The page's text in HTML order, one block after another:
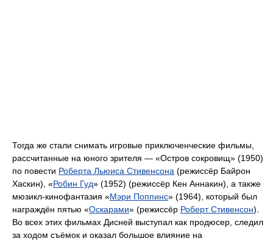
Тогда же стали снимать игровые приключенческие фильмы,
рассчитанные на юного зрителя — «Остров сокровищ» (1950)
по повести Роберта Льюиса Стивенсона (режиссёр Байрон
Хаскин), «Робин Гуд» (1952) (режиссёр Кен Аннакин), а также
мюзикл-кинофантазия «Мэри Поппинс» (1964), который был
награждён пятью «Оскарами» (режиссёр Роберт Стивенсон).
Во всех этих фильмах Дисней выступал как продюсер, следил
за ходом съёмок и оказал большое влияние на